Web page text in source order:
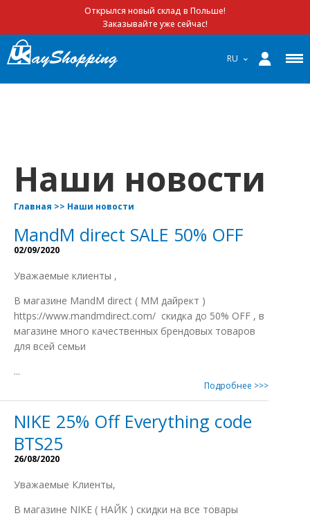
Открылся новый склад в Польше!
Заказывайте уже сейчас!
RU
Наши новости
Главная >> Наши новости
MandM direct SALE 50% OFF
02/09/2020
Уважаемые клиенты ,
В магазине MandM direct ( ММ дайрект )
https://www.mandmdirect.com/ скидка до 50% OFF , в
магазине много качественныx брендовыx товаров
для всей семьи
...
Подробнее >>>
NIKE 25% Off Everything code
BTS25
26/08/2020
Уважаемые Клиенты,
В магазине NIKE ( НАЙК ) скидки на все товары